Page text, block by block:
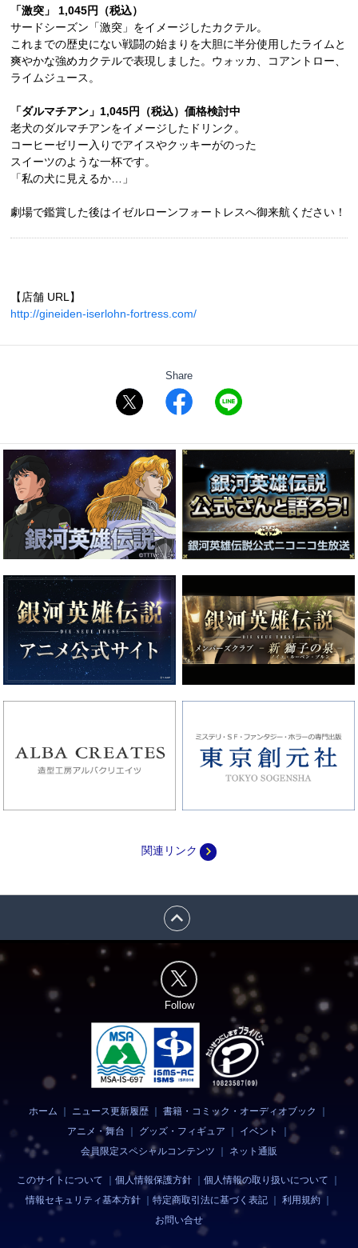
「激突」 1,045円（税込）
サードシーズン「激突」をイメージしたカクテル。
これまでの歴史にない戦闘の始まりを大胆に半分使用したライムと
爽やかな強めカクテルで表現しました。ウォッカ、コアントロー、
ライムジュース。
「ダルマチアン」1,045円（税込）価格検討中
老犬のダルマチアンをイメージしたドリンク。
コーヒーゼリー入りでアイスやクッキーがのった
スイーツのような一杯です。
「私の犬に見えるか…」
劇場で鑑賞した後はイゼルローンフォートレスへ御来航ください！
【店舗 URL】
http://gineiden-iserlohn-fortress.com/
Share
関連リンク navigate_next
expand_less
Follow
ホーム ｜ ニュース更新履歴 ｜書籍・コミック・オーディオブック
｜
アニメ・舞台
｜ グッズ・フィギュア ｜ イベント
｜
会員限定スペシャルコンテンツ ｜ ネット通販
このサイトについて ｜個人情報保護方針 ｜個人情報の取り扱いについて
情報セキュリティ基本方針｜ 特定商取引法に基づく表記｜ 利用規約｜
お問い合せ